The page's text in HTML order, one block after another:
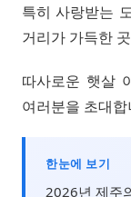
특히 사랑받는
거리가 가득한
따사로운 햇살
여러분을 초대합
한눈에 보기
2026년 제주